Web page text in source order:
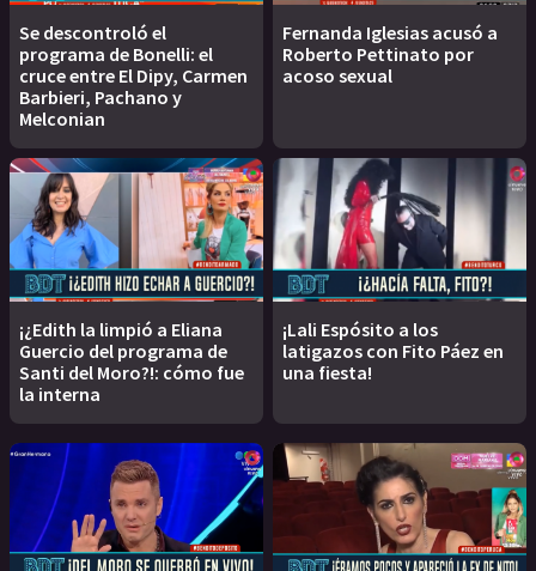
Se descontroló el
programa de Bonelli: el
cruce entre El Dipy, Carmen
Barbieri, Pachano y
Melconian
Fernanda Iglesias acusó a
Roberto Pettinato por
acoso sexual
¡¿Edith la limpió a Eliana
Guercio del programa de
Santi del Moro?!: cómo fue
la interna
¡Lali Espósito a los
latigazos con Fito Páez en
una fiesta!